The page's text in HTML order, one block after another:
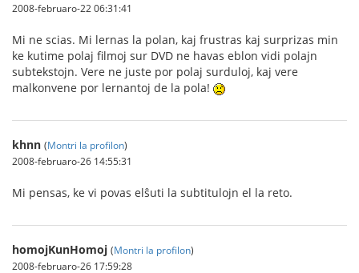
2008-februaro-22 06:31:41
Mi ne scias. Mi lernas la polan, kaj frustras kaj surprizas min
ke kutime polaj filmoj sur DVD ne havas eblon vidi polajn
subtekstojn. Vere ne juste por polaj surduloj, kaj vere
malkonvene por lernantoj de la pola!
khnn (Montri la profilon)
2008-februaro-26 14:55:31
Mi pensas, ke vi povas elŝuti la subtitulojn el la reto.
homojKunHomoj (Montri la profilon)
2008-februaro-26 17:59:28